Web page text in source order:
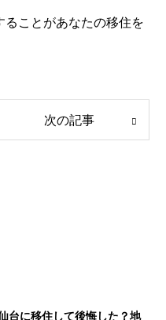
ることがあなたの移住を
次の記事
台に移住して後悔した？地